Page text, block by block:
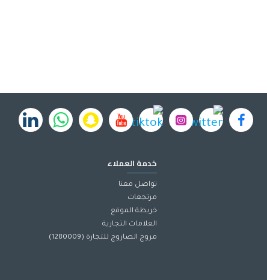
خدمة العملاء
تواصل معنا
مرتجعات
خريطة الموقع
العلامات التجارية
مروج الصاروج للتجارة (1280009)